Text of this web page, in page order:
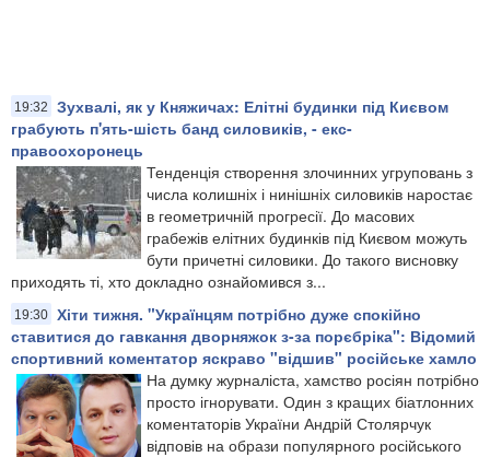
19:32
Зухвалі, як у Княжичах: Елітні будинки під Києвом
грабують п'ять-шість банд силовиків, - екс-
правоохоронець
Тенденція створення злочинних угруповань з
числа колишніх і нинішніх силовиків наростає
в геометричній прогресії. До масових
грабежів елітних будинків під Києвом можуть
бути причетні силовики. До такого висновку
приходять ті, хто докладно ознайомився з...
19:30 Хіти тижня. "Українцям потрібно дуже спокійно
ставитися до гавкання дворняжок з-за порєбріка": Відомий
спортивний коментатор яскраво "відшив" російське хамло
На думку журналіста, хамство росіян потрібно
просто ігнорувати. Один з кращих біатлонних
коментаторів України Андрій Столярчук
відповів на образи популярного російського